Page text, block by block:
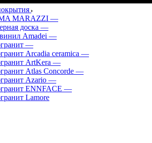
MARAZZI —
доска —
Amadei —
—
Arcadia ceramica —
ArtKera —
Atlas Concorde —
Azario —
ENNFACE —
Lamore